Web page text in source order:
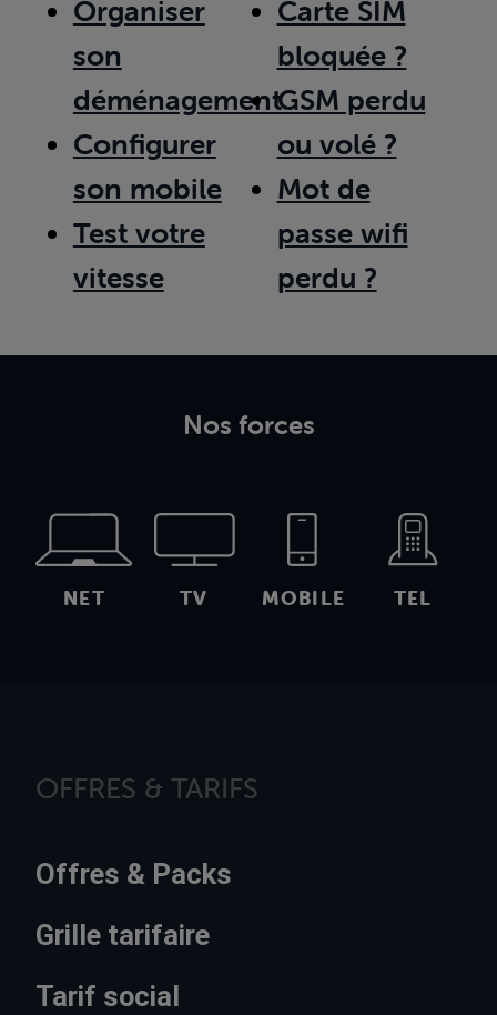
Organiser
son
déménagement
Configurer
son mobile
Test votre
vitesse
Carte SIM
bloquée ?
GSM perdu
ou volé ?
Mot de
passe wifi
perdu ?
Nos forces
NET TV MOBILE TEL
OFFRES & TARIFS
Offres & Packs
Grille tarifaire
Tarif social